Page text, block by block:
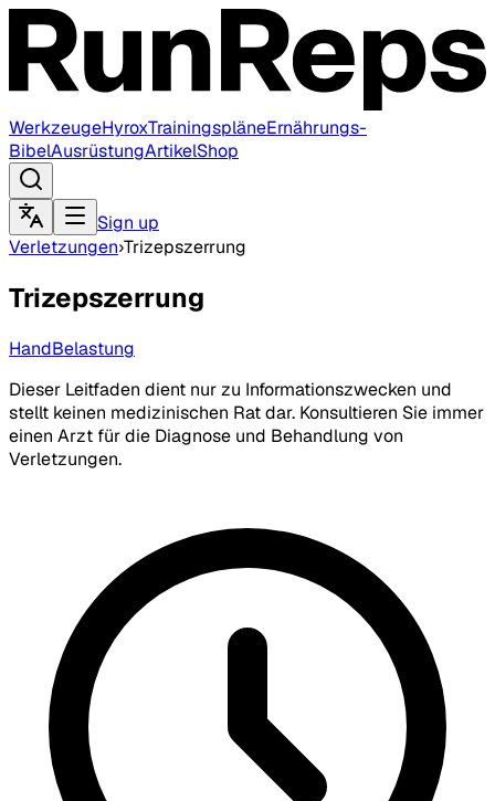
WerkzeugeHyroxTrainingspläneErnährungs-
BibelAusrüstungArtikelShop
Sign up
Verletzungen›Trizepszerrung
Trizepszerrung
HandBelastung
Dieser Leitfaden dient nur zu Informationszwecken und
stellt keinen medizinischen Rat dar. Konsultieren Sie immer
einen Arzt für die Diagnose und Behandlung von
Verletzungen.